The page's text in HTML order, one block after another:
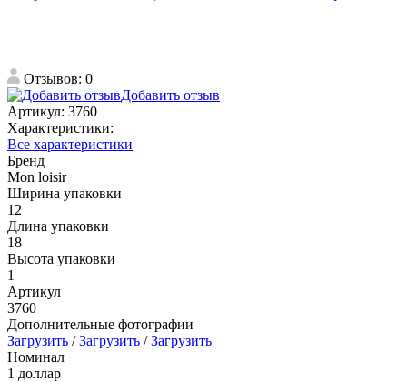
Отзывов: 0
Добавить отзыв
Артикул: 3760
Характеристики:
Все характеристики
Бренд
Mon loisir
Ширина упаковки
12
Длина упаковки
18
Высота упаковки
1
Артикул
3760
Дополнительные фотографии
Загрузить /Загрузить /Загрузить
Номинал
1 доллар